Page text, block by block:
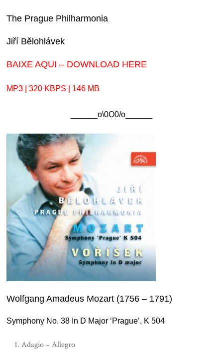
The Prague Philharmonia
Jiří Bělohlávek
BAIXE AQUI – DOWNLOAD HERE
MP3 | 320 KBPS | 146 MB
______o\0O0/o______
Wolfgang Amadeus Mozart (1756 – 1791)
Symphony No. 38 In D Major ‘Prague’, K 504
Adagio – Allegro